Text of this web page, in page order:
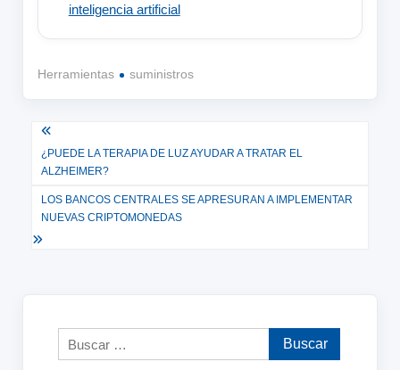
inteligencia artificial
Herramientas suministros
Navegación
de
entradas
¿PUEDE LA TERAPIA DE LUZ AYUDAR A TRATAR EL
ALZHEIMER?
LOS BANCOS CENTRALES SE APRESURAN A IMPLEMENTAR
NUEVAS CRIPTOMONEDAS
Buscar: